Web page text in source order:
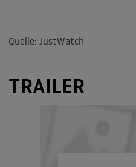
Quelle: JustWatch
TRAILER